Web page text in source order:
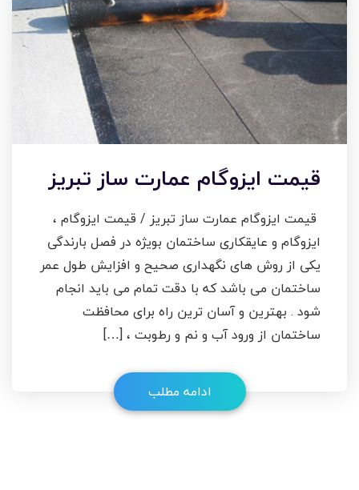
قیمت ایزوگام عمارت ساز تبریز
قیمت ایزوگام عمارت ساز تبریز / قیمت ایزوگام ،
ایزوگام و عایقکاری ساختمان بویژه در فصل بارندگی
یکی از روش های نگهداری صحیح و افزایش طول عمر
ساختمان می باشد که با دقت تمام می باید انجام
شود . بهترین و آسان ترین راه برای محافظت
ساختمان از ورود آب و نم و رطوبت ، […]
ادامه مطلب